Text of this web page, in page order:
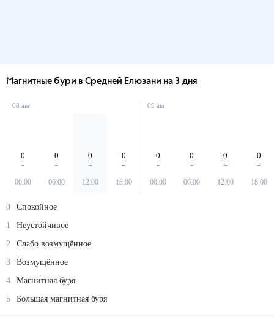
Магнитные бури в Средней Елюзани на 3 дня
08 авг
0
00:00
0
06:00
0
12:00
0
18:00
09 авг
0
00:00
0
06:00
0
12:00
0
18:00
0
Спокойное
1
Неустойчивое
2
Слабо возмущённое
3
Возмущённое
4
Магнитная буря
5
Большая магнитная буря